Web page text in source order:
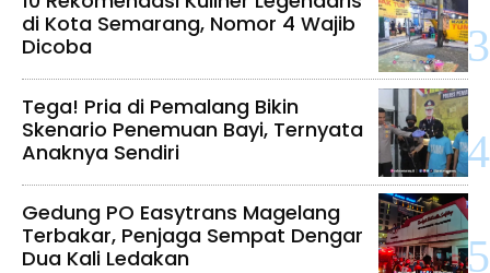
di Kota Semarang, Nomor 4 Wajib
Dicoba
Tega! Pria di Pemalang Bikin
Skenario Penemuan Bayi, Ternyata
Anaknya Sendiri
Gedung PO Easytrans Magelang
Terbakar, Penjaga Sempat Dengar
Dua Kali Ledakan